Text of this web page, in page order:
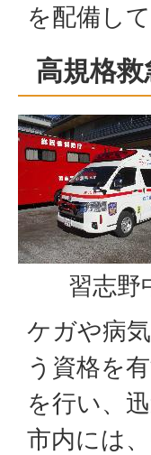
を配備し
高規格
習志野
ケガや病
う資格を
を行い、
市内には